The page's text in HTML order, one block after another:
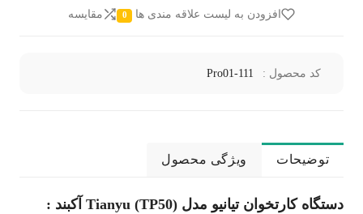
افزودن به لیست علاقه مندی ها 0 مقایسه
کد محصول : Pro01-111
توضیحات ویژگی محصول
دستگاه کارتخوان تیانیو مدل (TP50) Tianyu آکبند :